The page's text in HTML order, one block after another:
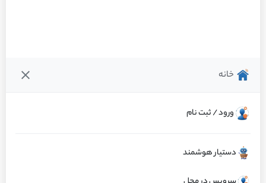
خانه
ورود / ثبت نام
دستیار هوشمند